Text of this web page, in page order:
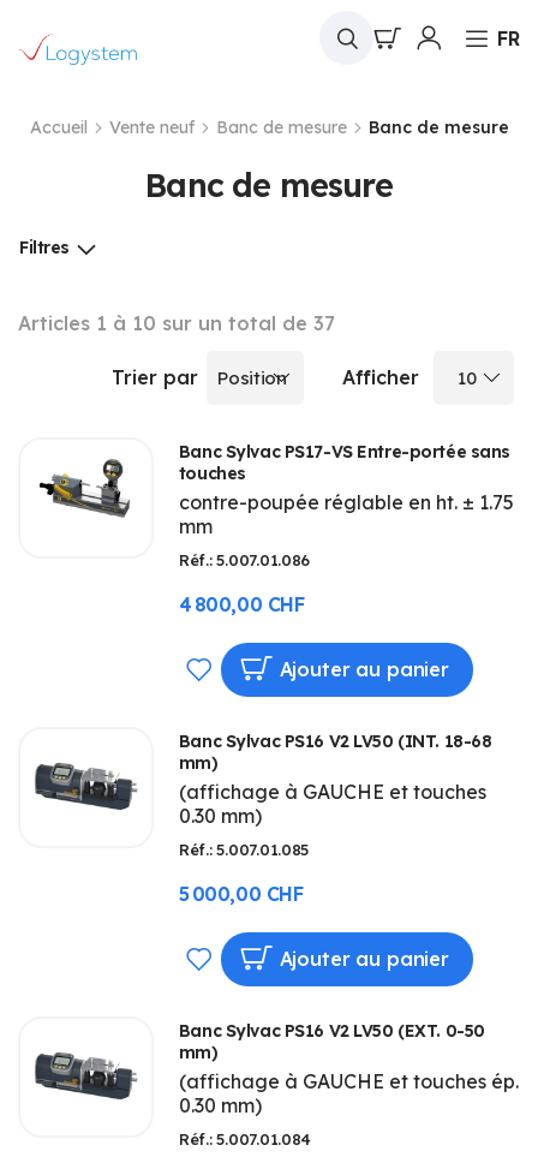
Mon panierFR
Accueil Vente neuf Banc de mesure Banc de mesure
Banc de mesure
Articles 1 à 10 sur un total de 37
Trier par Afficher
Banc Sylvac PS17-VS Entre-portée sans
touches
contre-poupée réglable en ht. ± 1.75
mm
Réf.: 5.007.01.086
4 800,00 CHF
AJOUTER
MA
LISTE
Ajouter au panier
Banc Sylvac PS16 V2 LV50 (INT. 18-68
mm)
(affichage à GAUCHE et touches
0.30 mm)
Réf.: 5.007.01.085
5 000,00 CHF
AJOUTER
MA
LISTE
Ajouter au panier
Banc Sylvac PS16 V2 LV50 (EXT. 0-50
mm)
(affichage à GAUCHE et touches ép.
0.30 mm)
Réf.: 5.007.01.084
Filtres